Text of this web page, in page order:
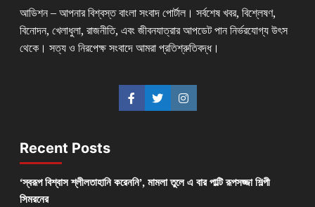
আডিশন – আপনার বিশ্বস্ত বাংলা সংবাদ পোর্টাল। সর্বশেষ খবর, বিশ্লেষণ,
বিনোদন, খেলাধুলা, রাজনীতি, এবং জীবনযাত্রার আপডেট পান নির্ভরযোগ্য উৎস
থেকে। সত্য ও নিরপেক্ষ সংবাদে আমরা প্রতিশ্রুতিবদ্ধ।
Recent Posts
‘স্বরূপ বিশ্বাস শ্লীলতাহানি করেননি’, মামলা তুলে এ বার পাল্টি রূপসজ্জা শিল্পী
সিমরনের